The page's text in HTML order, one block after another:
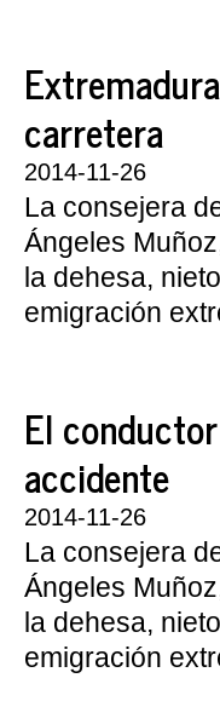
carretera
2014-11-26
La consejera
Ángeles
la dehesa,
emigración
El
accidente
2014-11-26
La consejera
Ángeles
la dehesa,
emigración